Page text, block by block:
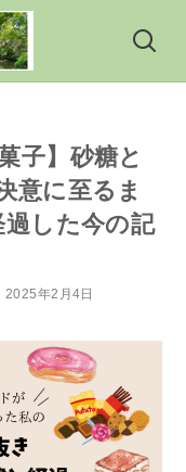
子】砂糖と
意に至るま
した今の記
2025年2月4日